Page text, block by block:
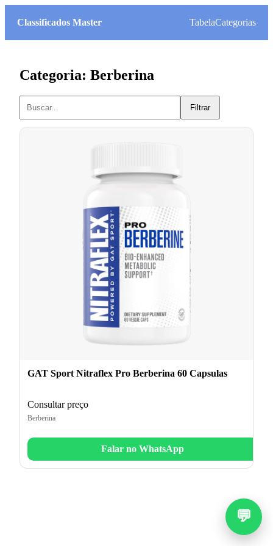
Classificados Master TabelaCategorias
Categoria: Berberina
Filtrar
GAT Sport Nitraflex Pro Berberina 60 Capsulas
Consultar preço
Berberina
Falar no WhatsApp
💬